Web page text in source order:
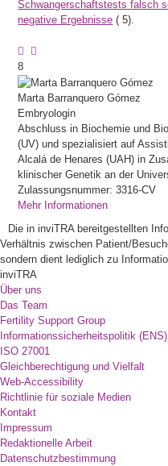
Schwangerschaftstests falsch
negative Ergebnisse ( 5).
8
Marta Barranquero Gómez
Embryologin
Abschluss in Biochemie und
(UV) und spezialisiert auf
Alcalá de Henares (UAH) in
klinischer Genetik an der
Zulassungsnummer: 3316-CV
Mehr Informationen
Die in inviTRA bereitgestellten
Verhältnis zwischen Patient/
sondern dient lediglich zu
inviTRA
Über uns
Das Team
Fertility Support Group
Informationssicherheitspolitik (ENS)
ISO 27001
Gleichberechtigung und Vielfalt
Web-Accessibility
Richtlinie für soziale Medien
Kontakt
Impressum
Redaktionelle Arbeit
Datenschutzbestimmung